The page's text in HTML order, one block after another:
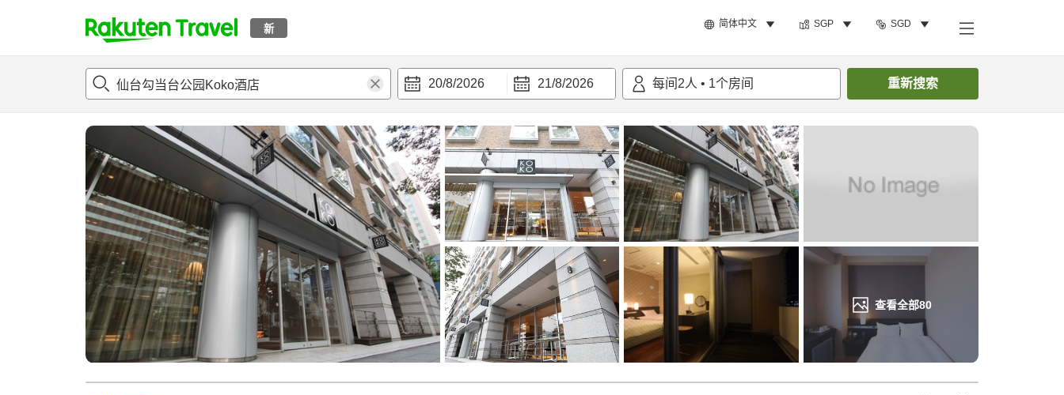
新 简体中文 SGP SGD
t
p
a
g
e
_
s
e
a
r
c
h
20/8/2026 21/8/2026 每间 2人 • 1个房间 重新搜索
查看全部80
概况 客房及住宿套餐评论设施 搜索客房